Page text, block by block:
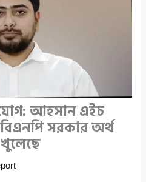
আহসান এইচ
সরকার অর্থ